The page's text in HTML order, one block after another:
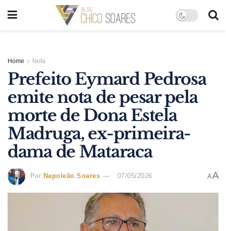
Home Nota
Prefeito Eymard Pedrosa
emite nota de pesar pela
morte de Dona Estela
Madruga, ex-primeira-
dama de Mataraca
Por Napoleão Soares 07/05/2026 AA